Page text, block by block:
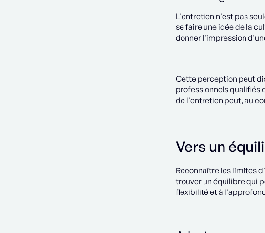
L'entretien n'est pas
se faire une idée de la
donner l'impression
Cette perception peut
professionnels qualifiés
de l'entretien peut, au
Vers un
Reconnaître les limites
trouver un équilibre qui
flexibilité et à